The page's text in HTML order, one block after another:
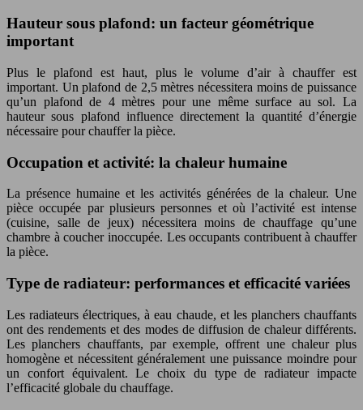
Hauteur sous plafond: un facteur géométrique
important
Plus le plafond est haut, plus le volume d’air à chauffer est
important. Un plafond de 2,5 mètres nécessitera moins de puissance
qu’un plafond de 4 mètres pour une même surface au sol. La
hauteur sous plafond influence directement la quantité d’énergie
nécessaire pour chauffer la pièce.
Occupation et activité: la chaleur humaine
La présence humaine et les activités générées de la chaleur. Une
pièce occupée par plusieurs personnes et où l’activité est intense
(cuisine, salle de jeux) nécessitera moins de chauffage qu’une
chambre à coucher inoccupée. Les occupants contribuent à chauffer
la pièce.
Type de radiateur: performances et efficacité variées
Les radiateurs électriques, à eau chaude, et les planchers chauffants
ont des rendements et des modes de diffusion de chaleur différents.
Les planchers chauffants, par exemple, offrent une chaleur plus
homogène et nécessitent généralement une puissance moindre pour
un confort équivalent. Le choix du type de radiateur impacte
l’efficacité globale du chauffage.